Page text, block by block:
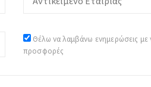
Θέλω να λαμβάνω ενημερώσεις με
προσφορές